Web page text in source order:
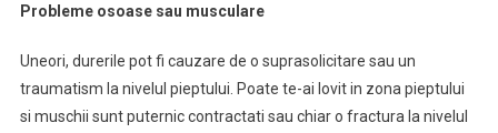
Probleme osoase sau musculare
Uneori, durerile pot fi cauzare de o suprasolicitare sau un
traumatism la nivelul pieptului. Poate te-ai lovit in zona pieptului
si muschii sunt puternic contractati sau chiar o fractura la nivelul